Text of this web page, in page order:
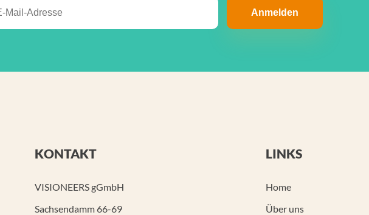
KONTAKT
VISIONEERS gGmbH
Sachsendamm 66-69
LINKS
Home
Über uns